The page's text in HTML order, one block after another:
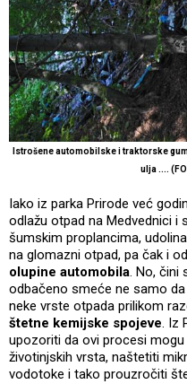
Istrošene automobilske i traktorske
ulja ....
Iako iz parka Prirode već
odlažu otpad na Medvednici i
šumskim proplancima,
na glomazni otpad, pa čak i
olupine automobila. No, čini
odbačeno smeće ne samo
neke vrste otpada prilikom
štetne kemijske spojeve. Iz
upozoriti da ovi procesi
životinjskih vrsta, naštetiti
vodotoke i tako prouzročiti